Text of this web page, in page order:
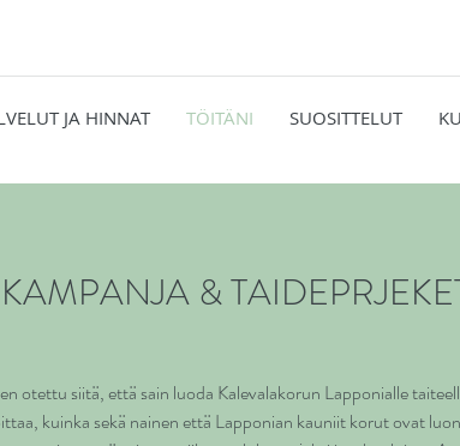
JA HINNAT TÖITÄNI SUOSITTELUT
&
otettu siitä, että sain luoda Kalevalakorun Lapponialle
kuinka sekä nainen että Lapponian kauniit korut ovat